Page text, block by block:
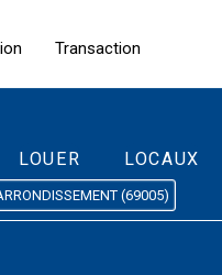
Transaction
LOUER LOCAUX
(69005)